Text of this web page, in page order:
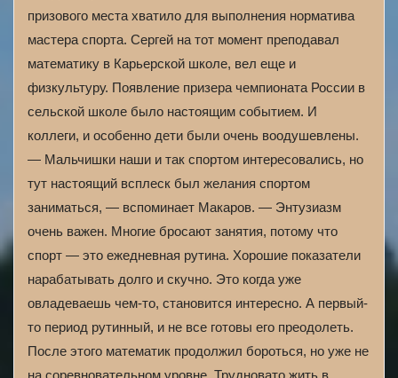
призового места хватило для выполнения норматива
мастера спорта. Сергей на тот момент преподавал
математику в Карьерской школе, вел еще и
физкультуру. Появление призера чемпионата России в
сельской школе было настоящим событием. И
коллеги, и особенно дети были очень воодушевлены.
— Мальчишки наши и так спортом интересовались, но
тут настоящий всплеск был желания спортом
заниматься, — вспоминает Макаров. — Энтузиазм
очень важен. Многие бросают занятия, потому что
спорт — это ежедневная рутина. Хорошие показатели
нарабатывать долго и скучно. Это когда уже
овладеваешь чем-то, становится интересно. А первый-
то период рутинный, и не все готовы его преодолеть.
После этого математик продолжил бороться, но уже не
на соревновательном уровне. Трудновато жить в